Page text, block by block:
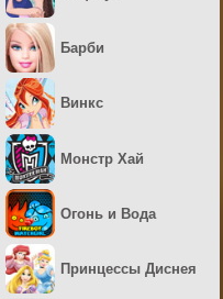
Барби
Винкс
Монстр Хай
Огонь и Вода
Принцессы Диснея